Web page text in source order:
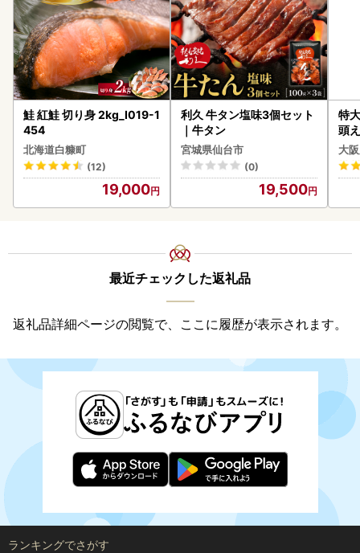
鮭 紅鮭 切り身 2kg_I019-1
454
北海道白糠町
(12)
19,000
利久 牛タン塩味3個セット
｜牛タン
宮城県仙台市
(0)
19,500
特
頭
大
最近チェックした返礼品
返礼品詳細ページの閲覧で、ここに履歴が表示されます。
ランキングでさがす